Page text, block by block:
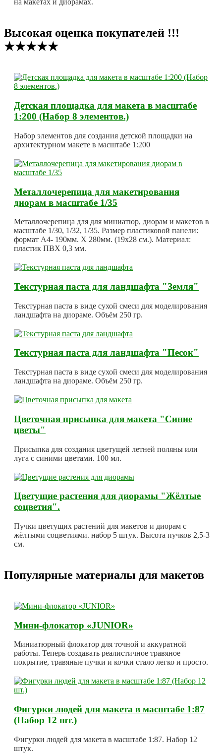
Высокая оценка покупателей !!!
★★★★★
Детская площадка для макета в масштабе
1:200 (Набор 8 элементов.)
Набор элементов для создания детской площадки на
архитектурном макете в масштабе 1:200
Металлочерепица для макетирования
диорам в масштабе 1/35
Металлочерепица для для миниатюр, диорам и макетов в
масштабе 1/30, 1/32, 1/35. Размер пластиковой панели:
формат А4- 190мм. Х 280мм. (19х28 см.). Материал:
пластик ПВХ 0,3 мм.
Текстурная паста для ландшафта "Земля"
Текстурная паста в виде сухой смеси для моделирования
ландшафта на диораме. Объём 250 гр.
Текстурная паста для ландшафта "Песок"
Текстурная паста в виде сухой смеси для моделирования
ландшафта на диораме. Объём 250 гр.
Цветочная присыпка для макета "Синие
цветы"
Присыпка для создания цветущей летней поляны или
луга с синими цветами. 100 мл.
Цветущие растения для диорамы "Жёлтые
соцветия".
Пучки цветущих растений для макетов и диорам с
жёлтыми соцветиями. набор 5 штук. Высота пучков 2,5-3
см.
Популярные материалы для макетов
Мини-флокатор «JUNIOR»
Миниатюрный флокатор для точной и аккуратной
работы. Теперь создавать реалистичное травяное
покрытие, травяные пучки и кочки стало легко и просто.
Фигурки людей для макета в масштабе 1:87
(Набор 12 шт.)
Фигурки людей для макета в масштабе 1:87. Набор 12
штук.